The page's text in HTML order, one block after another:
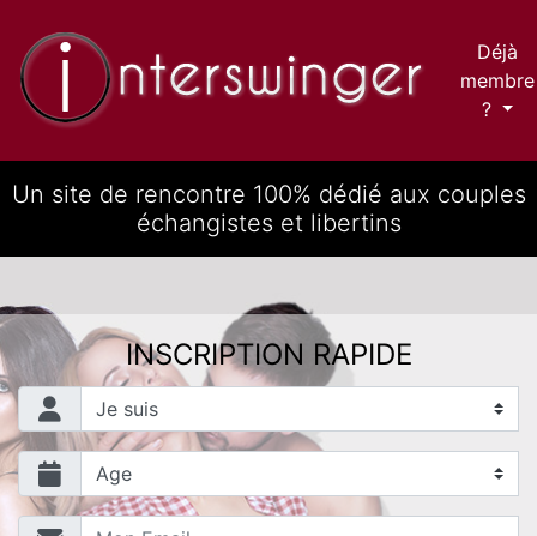
Déjà
membre
?
Un site de rencontre 100% dédié aux couples
échangistes et libertins
INSCRIPTION RAPIDE